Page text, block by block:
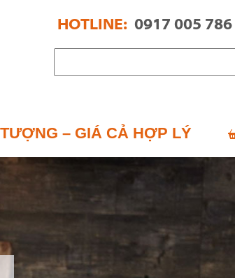
HOTLINE: 0917 005 786
– GIÁ CẢ HỢP LÝ